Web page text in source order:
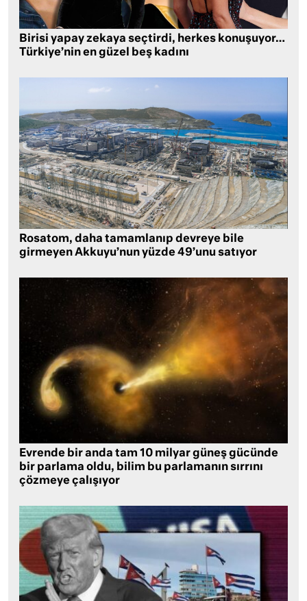
Birisi yapay zekaya seçtirdi, herkes konuşuyor…
Türkiye’nin en güzel beş kadını
Rosatom, daha tamamlanıp devreye bile
girmeyen Akkuyu’nun yüzde 49’unu satıyor
Evrende bir anda tam 10 milyar güneş gücünde
bir parlama oldu, bilim bu parlamanın sırrını
çözmeye çalışıyor